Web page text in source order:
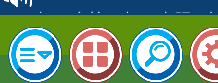
名
倩參加桃園市科展 國
名 指導老師王老師、
賀！本校四年二班張O
園市英語競賽國小朗讀
指導老師林老師
賀！本校參加桃園市中
賽 劉文瑛教師榮獲教
賀！本校參與2026世